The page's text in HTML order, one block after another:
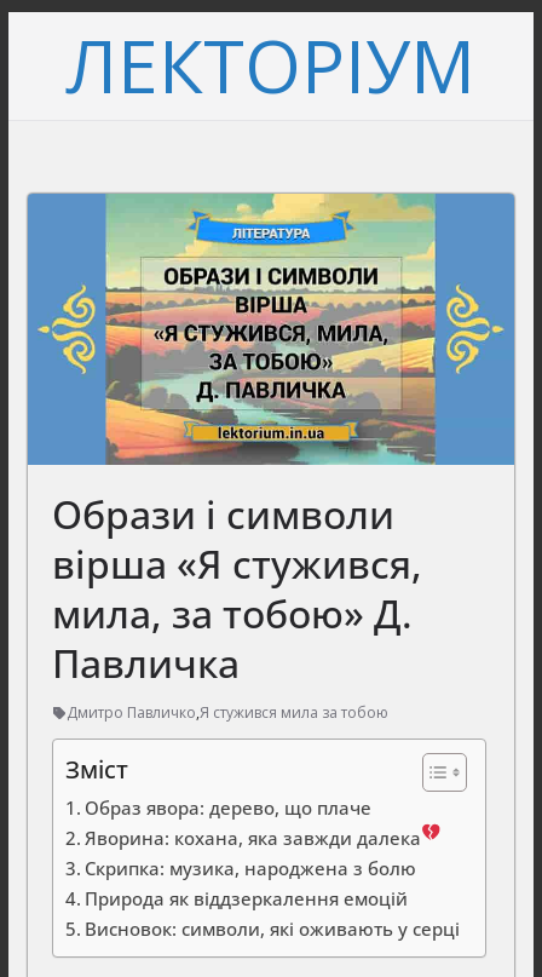
вмістуЛЕКТОРІУМ
Образи і символи
вірша «Я стужився,
мила, за тобою» Д.
Павличка
Дмитро Павличко,Я стужився мила за тобою
Зміст
Образ явора: дерево, що плаче
Яворина: кохана, яка завжди далека
Скрипка: музика, народжена з болю
Природа як віддзеркалення емоцій
Висновок: символи, які оживають у серці